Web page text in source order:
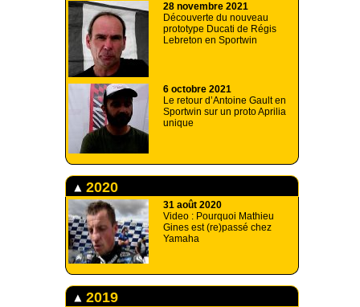
28 novembre 2021
Découverte du nouveau
prototype Ducati de Régis
Lebreton en Sportwin
6 octobre 2021
Le retour d’Antoine Gault en
Sportwin sur un proto Aprilia
unique
2020
31 août 2020
Video : Pourquoi Mathieu
Gines est (re)passé chez
Yamaha
2019